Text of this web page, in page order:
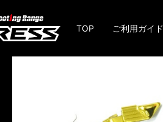
TOP ご利用ガイド